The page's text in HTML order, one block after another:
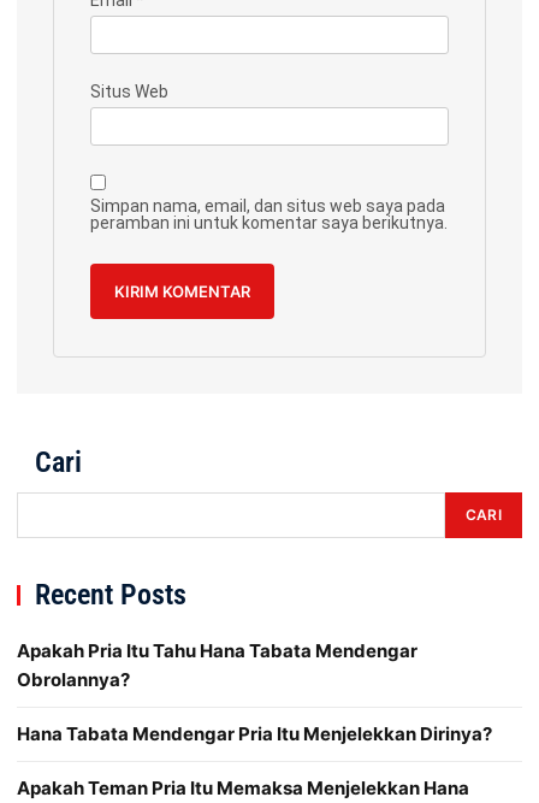
Situs Web
Simpan nama, email, dan situs web saya pada
peramban ini untuk komentar saya berikutnya.
Cari
CARI
Recent Posts
Apakah Pria Itu Tahu Hana Tabata Mendengar
Obrolannya?
Hana Tabata Mendengar Pria Itu Menjelekkan Dirinya?
Apakah Teman Pria Itu Memaksa Menjelekkan Hana